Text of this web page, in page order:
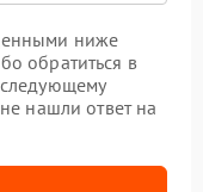
ниже
обратиться в
следующему
нашли ответ на